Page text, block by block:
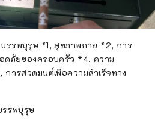
รรพบุรุษ *1, สุขภาพกาย *2, การ
ดภัยของครอบครัว *4, ความ
ารสวดมนต์เพื่อความสำเร็จทาง
รพบุรุษ